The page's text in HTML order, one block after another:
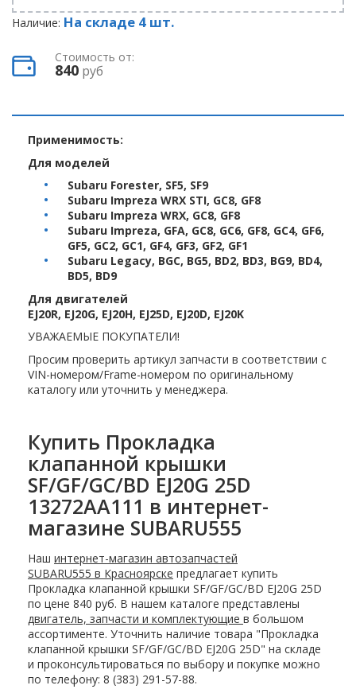
Наличие: На складе 4 шт.
Стоимость от:
840 руб
Применимость:
Для моделей
Subaru Forester, SF5, SF9
Subaru Impreza WRX STI, GC8, GF8
Subaru Impreza WRX, GC8, GF8
Subaru Impreza, GFA, GC8, GC6, GF8, GC4, GF6,
GF5, GC2, GC1, GF4, GF3, GF2, GF1
Subaru Legacy, BGC, BG5, BD2, BD3, BG9, BD4,
BD5, BD9
Для двигателей
EJ20R, EJ20G, EJ20H, EJ25D, EJ20D, EJ20K
УВАЖАЕМЫЕ ПОКУПАТЕЛИ!
Просим проверить артикул запчасти в соответствии с
VIN-номером/Frame-номером по оригинальному
каталогу или уточнить у менеджера.
Купить Прокладка
клапанной крышки
SF/GF/GC/BD EJ20G 25D
13272AA111 в интернет-
магазине SUBARU555
Наш интернет-магазин автозапчастей
SUBARU555 в Красноярске предлагает купить
Прокладка клапанной крышки SF/GF/GC/BD EJ20G 25D
по цене 840 руб. В нашем каталоге представлены
двигатель, запчасти и комплектующие в большом
ассортименте. Уточнить наличие товара "Прокладка
клапанной крышки SF/GF/GC/BD EJ20G 25D" на складе
и проконсультироваться по выбору и покупке можно
по телефону: 8 (383) 291-57-88.